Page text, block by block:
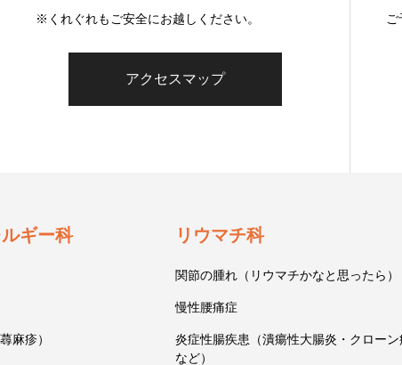
※くれぐれもご安全にお越しください。
アクセスマップ
ギー科
麻疹）
リウマチ科
関節の腫れ（リウマチかなと思ったら）
慢性腰痛症
炎症性腸疾患（潰瘍性大腸炎・クローン
など）